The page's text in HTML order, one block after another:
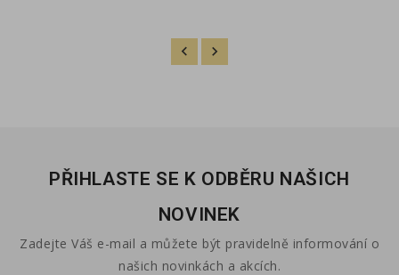
PŘIHLASTE SE K ODBĚRU NAŠICH
NOVINEK
Zadejte Váš e-mail a můžete být pravidelně informování o
našich novinkách a akcích.